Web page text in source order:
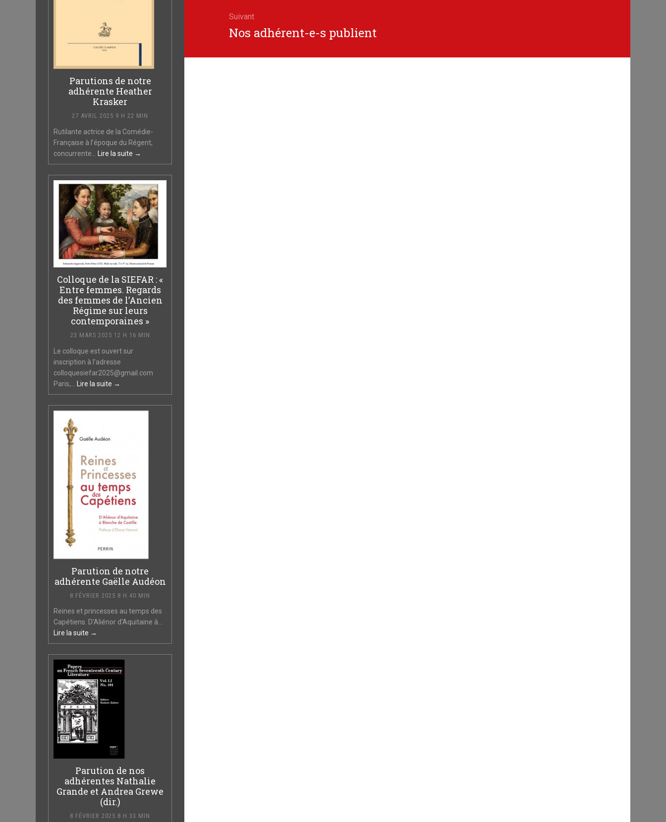
Parutions de notre
adhérente Heather
Krasker
27 AVRIL 2025 9 H 22 MIN
Rutilante actrice de la Comédie-
Française à l’époque du Régent,
concurrente... Lire la suite →
Colloque de la SIEFAR : «
Entre femmes. Regards
des femmes de l’Ancien
Régime sur leurs
contemporaines »
23 MARS 2025 12 H 16 MIN
Le colloque est ouvert sur
inscription à l’adresse
colloquesiefar2025@gmail.com
Paris,... Lire la suite →
Parution de notre
adhérente Gaëlle Audéon
8 FÉVRIER 2025 8 H 40 MIN
Reines et princesses au temps des
Capétiens. D’Aliénor d’Aquitaine à...
Lire la suite →
Parution de nos
adhérentes Nathalie
Grande et Andrea Grewe
(dir.)
8 FÉVRIER 2025 8 H 33 MIN
Suivant
Article
Nos adhérent-e-s publient